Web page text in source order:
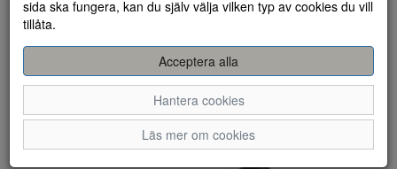
sida ska fungera, kan du själv välja vilken typ av cookies du vill
tillåta.
Acceptera alla
Hantera cookies
Läs mer om cookies